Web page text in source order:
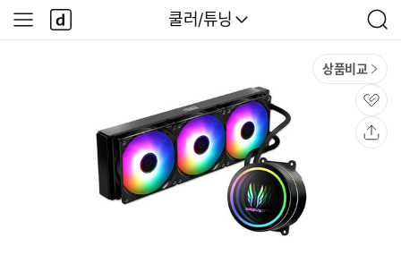
다나와
쿨러/튜닝
검
색
사
이
다
나
와
상품비교
관
심